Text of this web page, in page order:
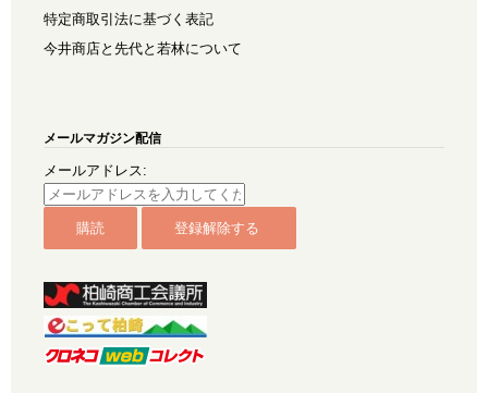
特定商取引法に基づく表記
今井商店と先代と若林について
メールマガジン配信
メールアドレス: